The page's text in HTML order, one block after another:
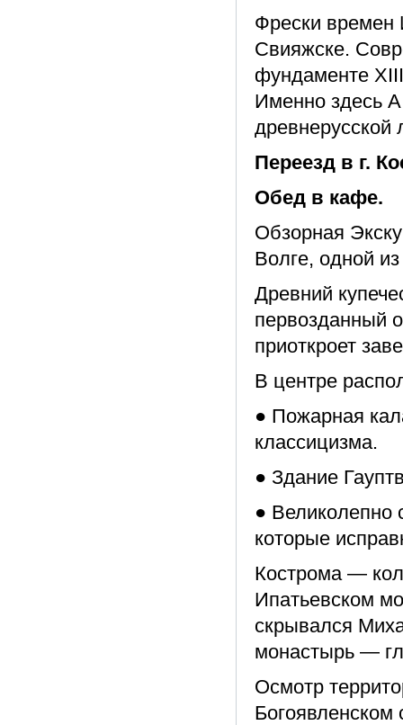
Фрески времен
Свияжске.
фундаменте
Именно здесь
Переезд в г.
Обед в кафе.
Обзорная
Волге, одной
Древний
первозданный
приоткроет
В центре
● Пожарная
классицизма.
● Здание
● Великолепно
которые
Кострома —
Ипатьевском
скрывался
монастырь —
Осмотр
Богоявленском